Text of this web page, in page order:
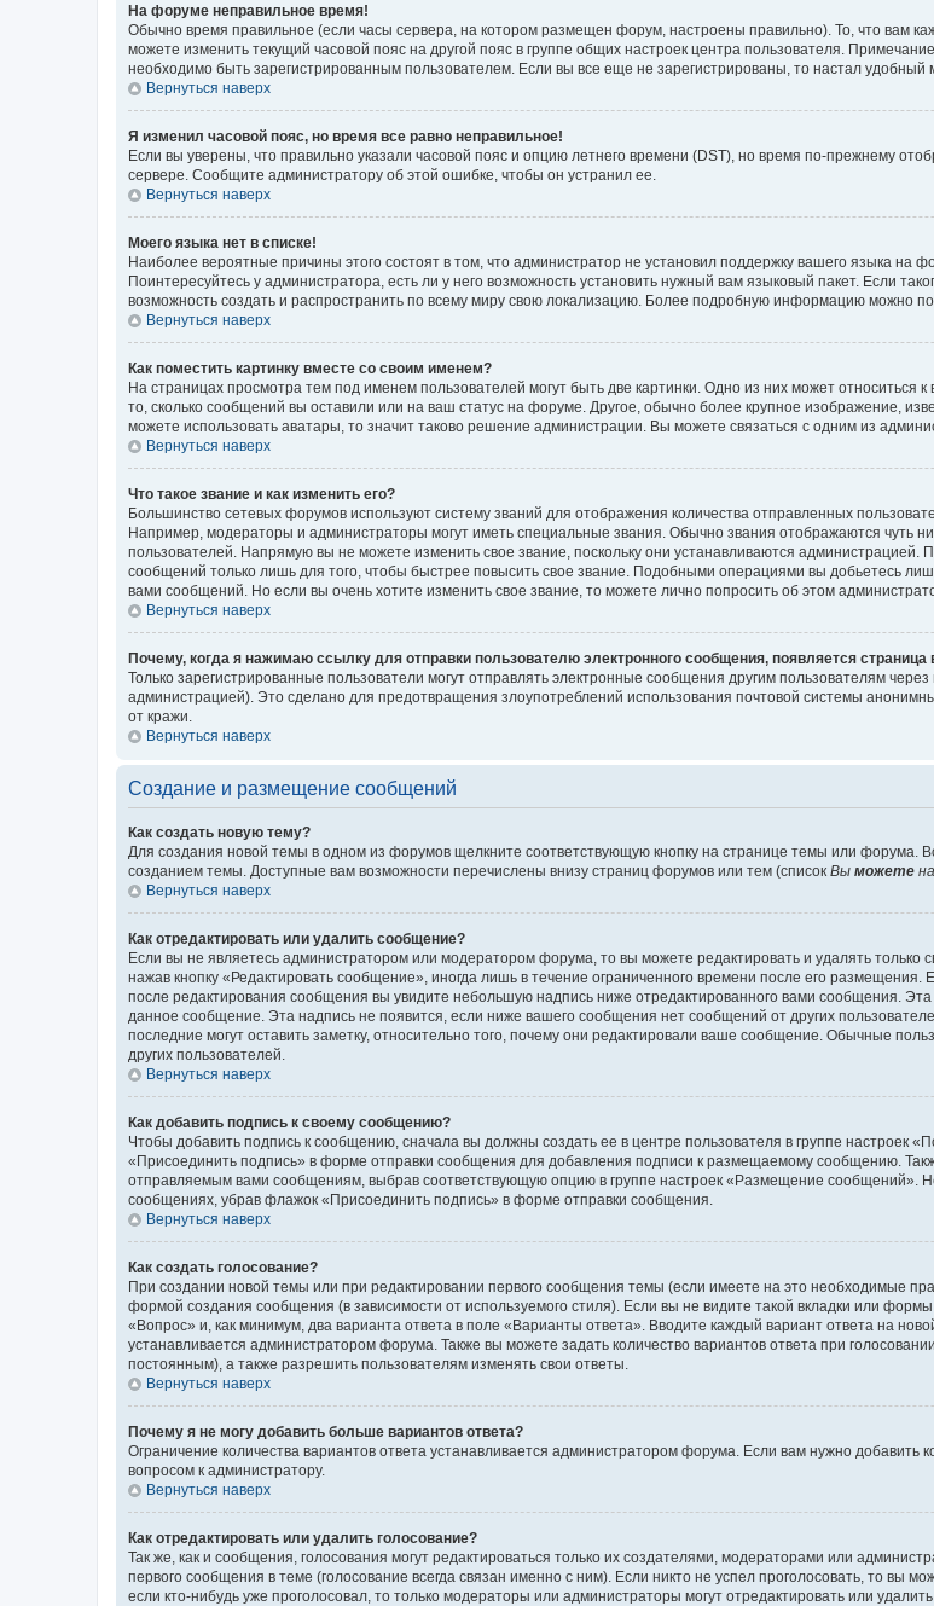
На форуме неправильное время!
Обычно время правильное (если часы сервера, на котором размещен форум, настроены правильно). То, что вам
можете изменить текущий часовой пояс на другой пояс в группе общих настроек центра пользователя.
необходимо быть зарегистрированным пользователем. Если вы все еще не зарегистрированы, то настал удобный
Вернуться наверх
Я изменил часовой пояс, но время все равно неправильное!
Если вы уверены, что правильно указали часовой пояс и опцию летнего времени (DST), но время по-прежнему
сервере. Сообщите администратору об этой ошибке, чтобы он устранил ее.
Вернуться наверх
Моего языка нет в списке!
Наиболее вероятные причины этого состоят в том, что администратор не установил поддержку вашего языка на
Поинтересуйтесь у администратора, есть ли у него возможность установить нужный вам языковый пакет. Если
возможность создать и распространить по всему миру свою локализацию. Более подробную информацию можно
Вернуться наверх
Как поместить картинку вместе со своим именем?
На страницах просмотра тем под именем пользователей могут быть две картинки. Одно из них может относиться
то, сколько сообщений вы оставили или на ваш статус на форуме. Другое, обычно более крупное изображение,
можете использовать аватары, то значит таково решение администрации. Вы можете связаться с одним из
Вернуться наверх
Что такое звание и как изменить его?
Большинство сетевых форумов используют систему званий для отображения количества отправленных
Например, модераторы и администраторы могут иметь специальные звания. Обычно звания отображаются чуть
пользователей. Напрямую вы не можете изменить свое звание, поскольку они устанавливаются
сообщений только лишь для того, чтобы быстрее повысить свое звание. Подобными операциями вы добьетесь
вами сообщений. Но если вы очень хотите изменить свое звание, то можете лично попросить об этом
Вернуться наверх
Почему, когда я нажимаю ссылку для отправки пользователю электронного сообщения, появляется страница
Только зарегистрированные пользователи могут отправлять электронные сообщения другим пользователям
администрацией). Это сделано для предотвращения злоупотреблений использования почтовой системы
от кражи.
Вернуться наверх
Создание и размещение сообщений
Как создать новую тему?
Для создания новой темы в одном из форумов щелкните соответствующую кнопку на странице темы или форума.
созданием темы. Доступные вам возможности перечислены внизу страниц форумов или тем (список Вы можете
Вернуться наверх
Как отредактировать или удалить сообщение?
Если вы не являетесь администратором или модератором форума, то вы можете редактировать и удалять
нажав кнопку «Редактировать сообщение», иногда лишь в течение ограниченного времени после его
после редактирования сообщения вы увидите небольшую надпись ниже отредактированного вами сообщения. Эта
данное сообщение. Эта надпись не появится, если ниже вашего сообщения нет сообщений от других
последние могут оставить заметку, относительно того, почему они редактировали ваше сообщение. Обычные
других пользователей.
Вернуться наверх
Как добавить подпись к своему сообщению?
Чтобы добавить подпись к сообщению, сначала вы должны создать ее в центре пользователя в группе настроек
«Присоединить подпись» в форме отправки сообщения для добавления подписи к размещаемому сообщению.
отправляемым вами сообщениям, выбрав соответствующую опцию в группе настроек «Размещение сообщений».
сообщениях, убрав флажок «Присоединить подпись» в форме отправки сообщения.
Вернуться наверх
Как создать голосование?
При создании новой темы или при редактировании первого сообщения темы (если имеете на это необходимые
формой создания сообщения (в зависимости от используемого стиля). Если вы не видите такой вкладки или
«Вопрос» и, как минимум, два варианта ответа в поле «Варианты ответа». Вводите каждый вариант ответа на
устанавливается администратором форума. Также вы можете задать количество вариантов ответа при
постоянным), а также разрешить пользователям изменять свои ответы.
Вернуться наверх
Почему я не могу добавить больше вариантов ответа?
Ограничение количества вариантов ответа устанавливается администратором форума. Если вам нужно
вопросом к администратору.
Вернуться наверх
Как отредактировать или удалить голосование?
Так же, как и сообщения, голосования могут редактироваться только их создателями, модераторами или
первого сообщения в теме (голосование всегда связан именно с ним). Если никто не успел проголосовать, то вы
если кто-нибудь уже проголосовал, то только модераторы или администраторы могут отредактировать или